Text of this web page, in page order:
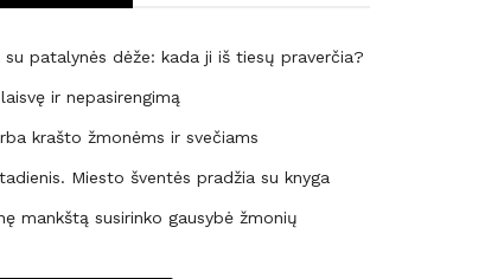
su patalynės dėže: kada ji iš tiesų praverčia?
ir nepasirengimą
krašto žmonėms ir svečiams
Miesto šventės pradžia su knyga
mankštą susirinko gausybė žmonių